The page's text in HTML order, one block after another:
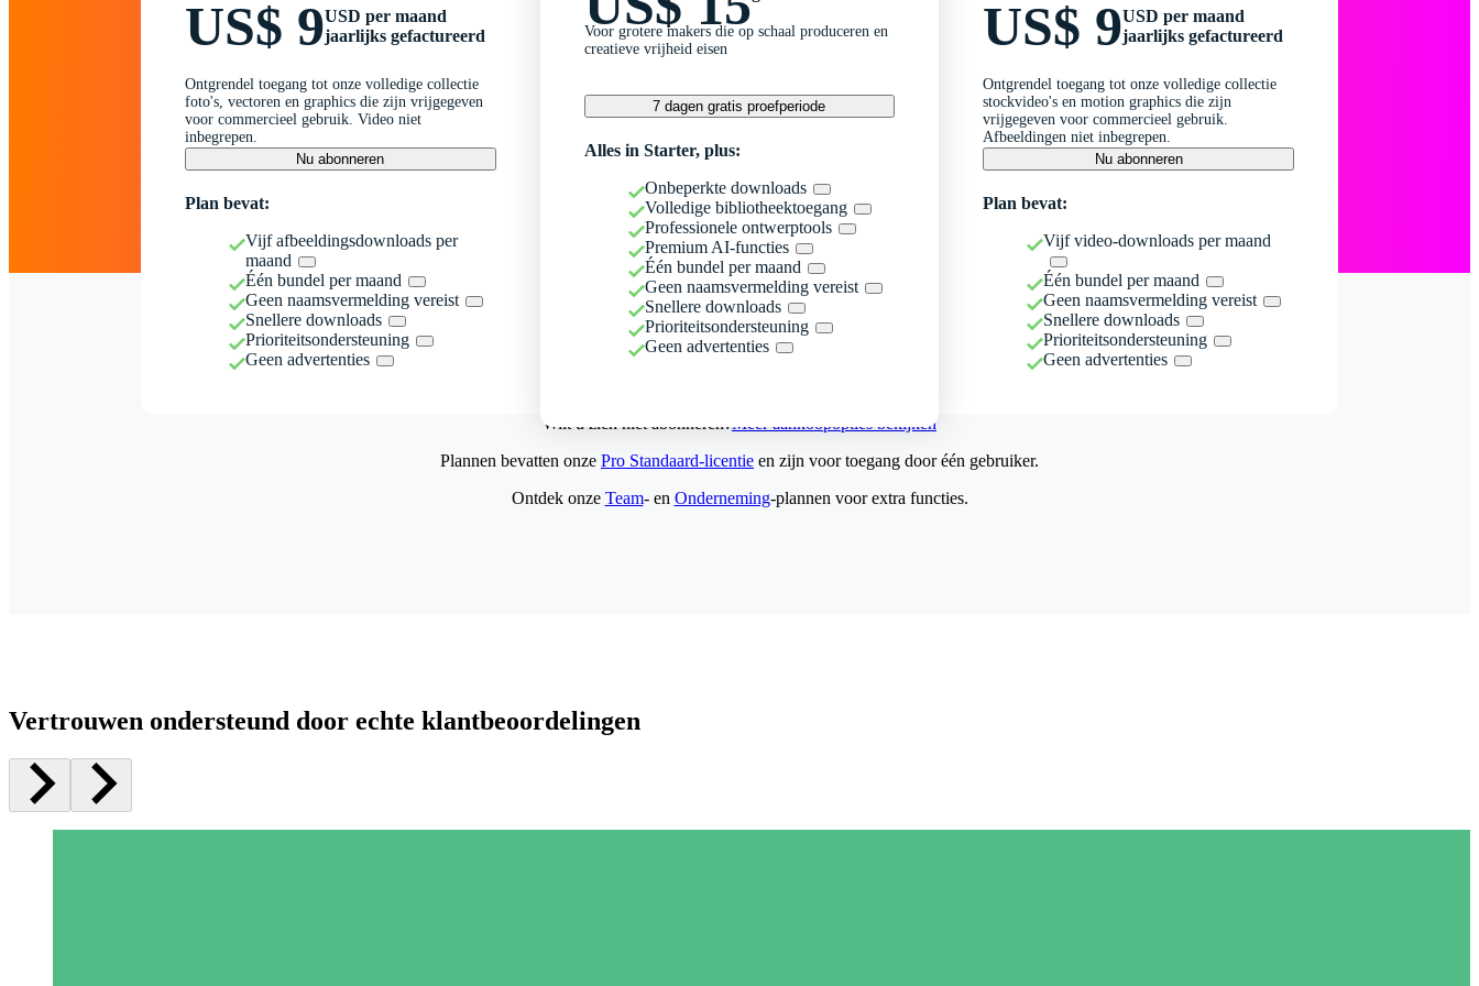
US$ 9USD per maand
jaarlijks gefactureerd
Ontgrendel toegang tot onze volledige collectie
foto's, vectoren en graphics die zijn vrijgegeven
voor commercieel gebruik. Video niet
inbegrepen.
Nu abonneren
Plan bevat:
Vijf afbeeldingsdownloads per
maand
Één bundel per maand
Geen naamsvermelding vereist
Snellere downloads
Prioriteitsondersteuning
Geen advertenties
Voor grotere makers die op schaal produceren en
creatieve vrijheid eisen
7 dagen gratis proefperiode
Alles in Starter, plus:
Onbeperkte downloads
Volledige bibliotheektoegang
Professionele ontwerptools
Premium AI-functies
Één bundel per maand
Geen naamsvermelding vereist
Snellere downloads
Prioriteitsondersteuning
Geen advertenties
US$ 9USD per maand
jaarlijks gefactureerd
Ontgrendel toegang tot onze volledige collectie
stockvideo's en motion graphics die zijn
vrijgegeven voor commercieel gebruik.
Afbeeldingen niet inbegrepen.
Nu abonneren
Plan bevat:
Vijf video-downloads per maand
Één bundel per maand
Geen naamsvermelding vereist
Snellere downloads
Prioriteitsondersteuning
Geen advertenties
Wilt u zich niet abonneren?Meer aankoopopties bekijken
Plannen bevatten onze Pro Standaard-licentie en zijn voor toegang door één gebruiker.
Ontdek onze Team- en Onderneming-plannen voor extra functies.
Vertrouwen ondersteund door echte klantbeoordelingen